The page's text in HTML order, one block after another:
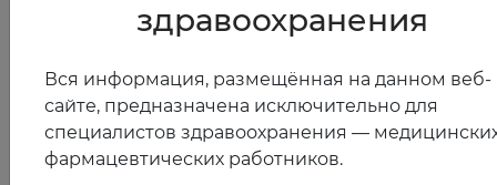
аутоиммунных заболевания органов пищеварения
Показать все
здравоохранения
Вся информация, размещённая на данном веб-
сайте, предназначена исключительно для
специалистов здравоохранения —
фармацевтических работников.